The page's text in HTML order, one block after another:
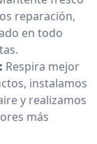
reparación,
en todo
Respira mejor
instalamos
y realizamos
más